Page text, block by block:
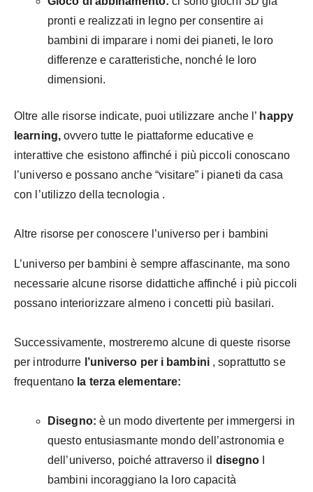
pronti e realizzati in legno per consentire ai
bambini di imparare i nomi dei pianeti, le loro
differenze e caratteristiche, nonché le loro
dimensioni.
Oltre alle risorse indicate, puoi utilizzare anche l’ happy
learning,ovvero tutte le piattaforme educative e
interattive che esistono affinché i più piccoli conoscano
l’universo e possano anche “visitare” i pianeti da casa
con l’utilizzo della tecnologia .
Altre risorse per conoscere l’universo per i bambini
L’universo per bambini è sempre affascinante, ma sono
necessarie alcune risorse didattiche affinché i più piccoli
possano interiorizzare almeno i concetti più basilari.
Successivamente, mostreremo alcune di queste risorse
per introdurre l’universo per i bambini, soprattutto se
frequentano la terza elementare:
Disegno: è un modo divertente per immergersi in
questo entusiasmante mondo dell’astronomia e
dell’universo, poiché attraverso il disegno
bambini incoraggiano la loro capacità